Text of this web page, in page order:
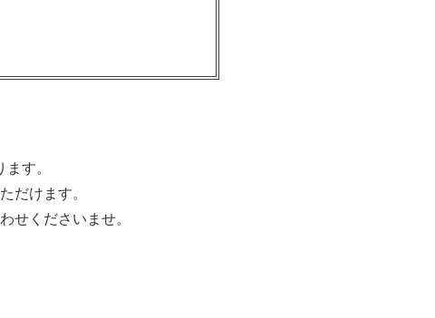
す。
だけます。
せくださいませ。